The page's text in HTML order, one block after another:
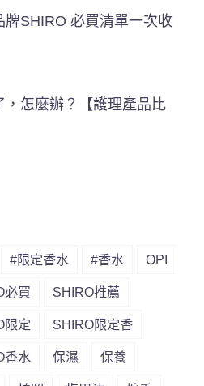
牌SHIRO 必買清單一次收
，怎麼辦？【護理產品比
#限定香水 #香水 OPI
必買 SHIRO推薦
限定 SHIRO限定香
香水 保濕 保養